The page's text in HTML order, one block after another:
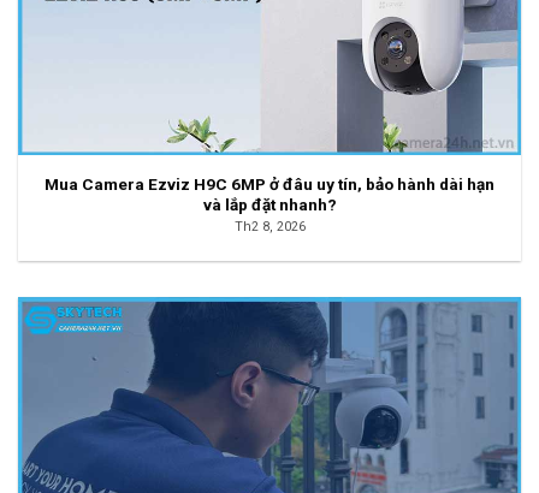
Mua Camera Ezviz H9C 6MP ở đâu uy tín, bảo hành dài hạn
và lắp đặt nhanh?
Th2 8, 2026